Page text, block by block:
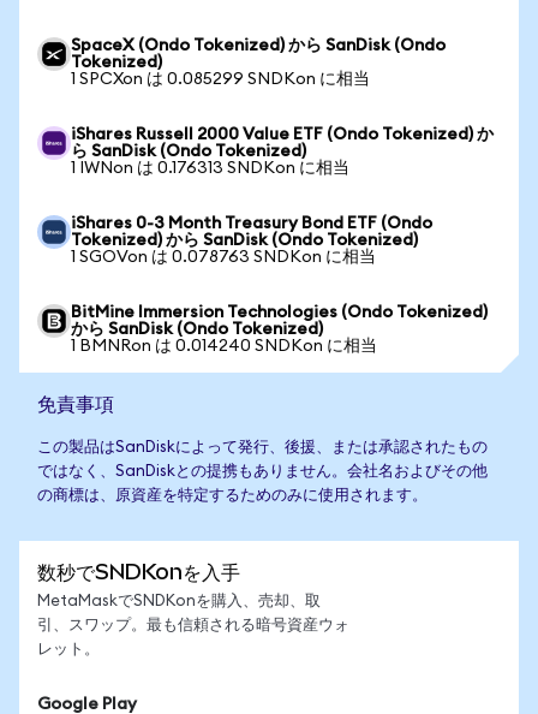
SpaceX (Ondo Tokenized) から SanDisk (Ondo
Tokenized)
1 SPCXon は 0.085299 SNDKon に相当
iShares Russell 2000 Value ETF (Ondo Tokenized) か
ら SanDisk (Ondo Tokenized)
1 IWNon は 0.176313 SNDKon に相当
iShares 0-3 Month Treasury Bond ETF (Ondo
Tokenized) から SanDisk (Ondo Tokenized)
1 SGOVon は 0.078763 SNDKon に相当
BitMine Immersion Technologies (Ondo Tokenized)
から SanDisk (Ondo Tokenized)
1 BMNRon は 0.014240 SNDKon に相当
免責事項
この製品はSanDiskによって発行、後援、または承認されたもの
ではなく、SanDiskとの提携もありません。会社名およびその他
の商標は、原資産を特定するためのみに使用されます。
数秒でSNDKonを入手
MetaMaskでSNDKonを購入、売却、取
引、スワップ。最も信頼される暗号資産ウォ
レット。
Google Play